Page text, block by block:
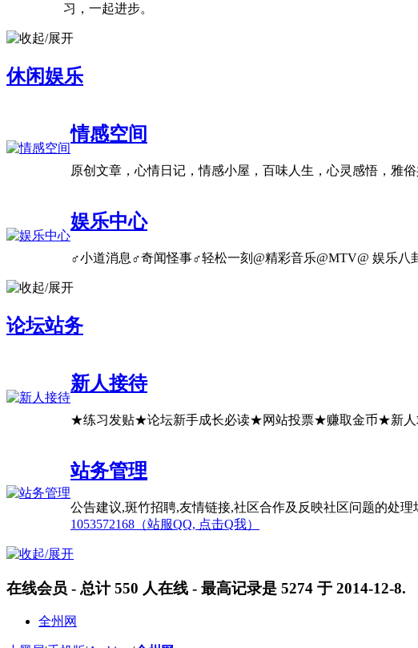
习，一起进步。
休闲娱乐
情感空间
原创文章，心情日记，情感小屋，百味人生，心灵感悟，雅俗
娱乐中心
♂小道消息♂奇闻怪事♂轻松一刻@精彩音乐@MTV@ 娱乐八
论坛站务
新人接待
★练习发贴★论坛新手成长必读★网站投票★赚取金币★新人
站务管理
公告建议,斑竹招聘,友情链接,社区合作及反映社区问题的处理
1053572168（站服QQ, 点击Q我）
在线会员 - 总计550 人在线 - 最高记录是 5274 于 2014-12-8.
全州网